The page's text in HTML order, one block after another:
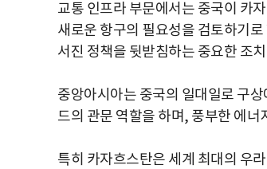
교통 인프라 부문에서는 중국이 카
새로운 항구의 필요성을 검토하기
서진 정책을 뒷받침하는 중요한 조
중앙아시아는 중국의 일대일로 구
드의 관문 역할을 하며, 풍부한 에
특히 카자흐스탄은 세계 최대의 우